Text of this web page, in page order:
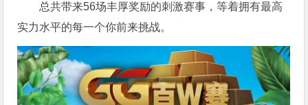
总共带来56场丰厚奖励的刺激赛事，等着拥有最高
实力水平的每一个你前来挑战。